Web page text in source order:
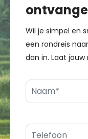
Wil je simpel en
een rondreis
dan in. Laat